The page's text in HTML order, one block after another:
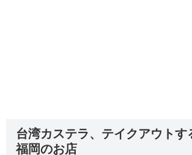
台湾カステラ、テイクアウトす
福岡のお店